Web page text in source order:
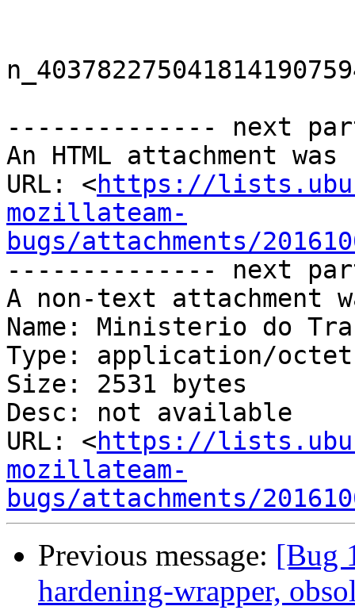
-------------- next
An HTML attachment
URL: <https://
mozillateam-
bugs/attachments/
-------------- next
A non-text attachment
Name: Ministerio do
Type: application/
Size: 2531 bytes
Desc: not available
URL: <https://
mozillateam-
bugs/attachments/
Previous message: [Bug
hardening-wrapper,